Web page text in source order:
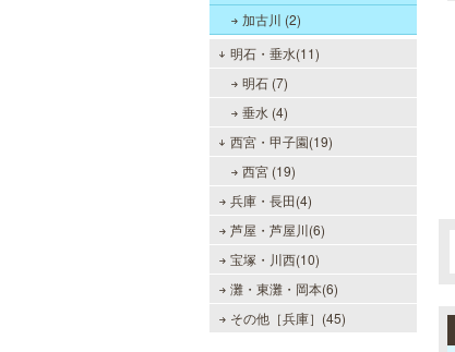
加古川 (2)
明石・垂水(11)
明石 (7)
垂水 (4)
西宮・甲子園(19)
西宮 (19)
兵庫・長田(4)
芦屋・芦屋川(6)
宝塚・川西(10)
灘・東灘・岡本(6)
その他［兵庫］(45)